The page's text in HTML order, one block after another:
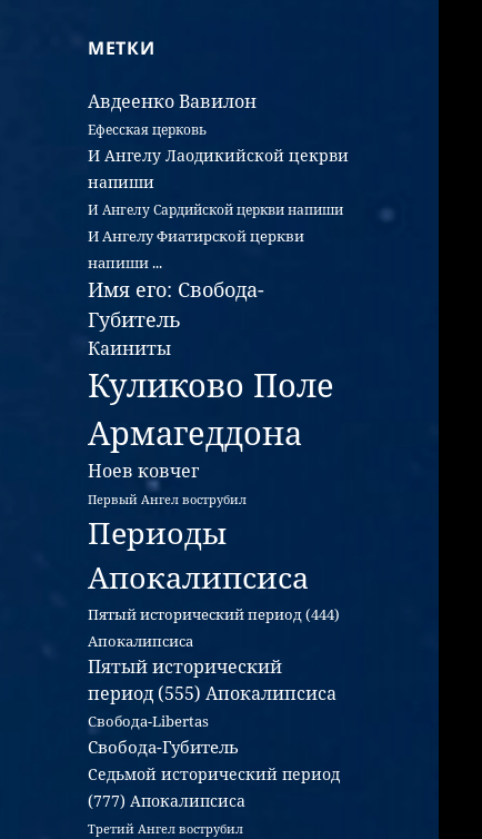
МЕТКИ
АвдеенкоВавилон
Ефесская церковь
И Ангелу Лаодикийской цекрви
напиши
И Ангелу Сардийской церкви напиши
И Ангелу Фиатирской церкви
напиши ...
Имя его: Свобода-
Губитель
Каиниты
Куликово Поле
Армагеддона
Ноев ковчег
Первый Ангел вострубил
Периоды
Апокалипсиса
Пятый исторический период (444)
Апокалипсиса
Пятый исторический
период (555) Апокалипсиса
Свобода-Libertas
Свобода-Губитель
Седьмой исторический период
(777) Апокалипсиса
Третий Ангел вострубил